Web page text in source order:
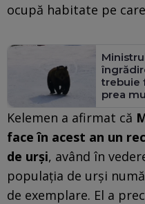
ocupă habitate pe
trebuie
prea
Kelemen a afirmat că
face în acest an un
de urşi, având în
populaţia de urşi
de exemplare. El a